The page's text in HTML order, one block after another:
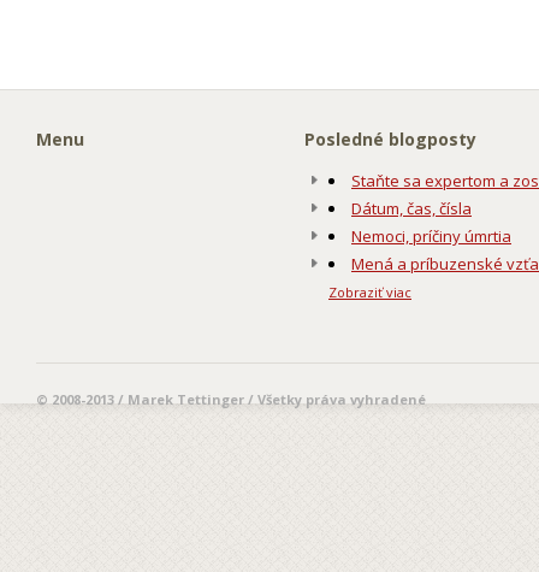
Menu Posledné blogposty
Staňte sa expertom a
Dátum, čas, čísla
Nemoci, príčiny úmrtia
Mená a príbuzenské
Zobraziť viac
© 2008-2013 / Marek Tettinger / Všetky práva vyhradené